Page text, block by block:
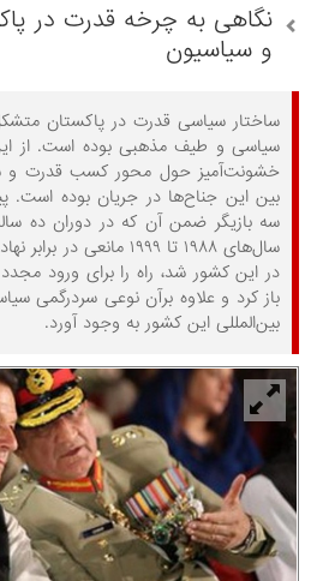
نگاهی به چرخه قدرت در
و سیاسیون
ساختار سیاسی قدرت در پاکستان
سیاسی و طیف مذهبی بوده است. از
خشونت‌آمیز حول محور کسب قدرت و
بین این جناح‌ها در جریان بوده است.
سه بازیگر ضمن آن ‌که در دوران ده
سال‌های ۱۹۸۸ تا ۱۹۹۹
در این کشور شد، راه را برای ورود
باز کرد و علاوه برآن نوعی سردرگمی
بین‌المللی این کشور به وجود آورد.